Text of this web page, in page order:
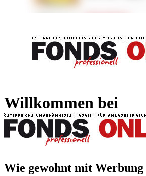
Willkommen bei
Wie gewohnt mit Werbung